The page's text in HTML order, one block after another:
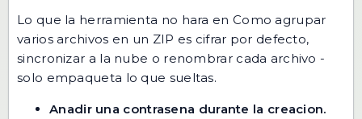
Lo que la herramienta no hara en Como agrupar
varios archivos en un ZIP es cifrar por defecto,
sincronizar a la nube o renombrar cada archivo -
solo empaqueta lo que sueltas.
Anadir una contrasena durante la creacion.